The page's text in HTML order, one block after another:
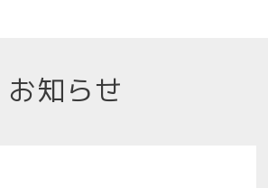
お知らせ